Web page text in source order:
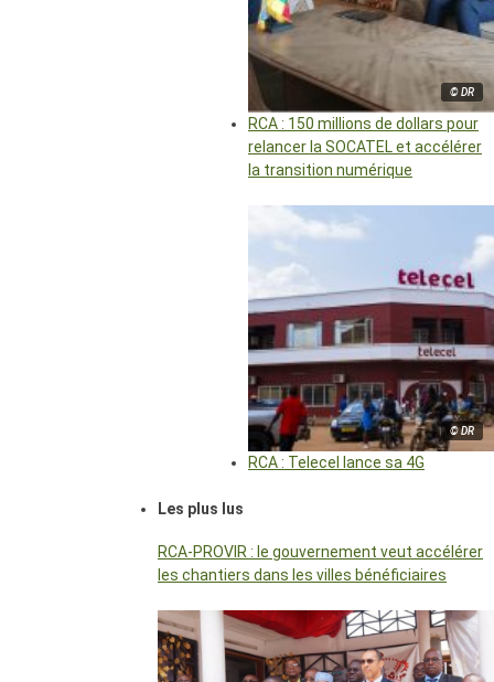
© DR
RCA : 150 millions de dollars pour
relancer la SOCATEL et accélérer
la transition numérique
© DR
RCA : Telecel lance sa 4G
Les plus lus
RCA-PROVIR : le gouvernement veut accélérer
les chantiers dans les villes bénéficiaires